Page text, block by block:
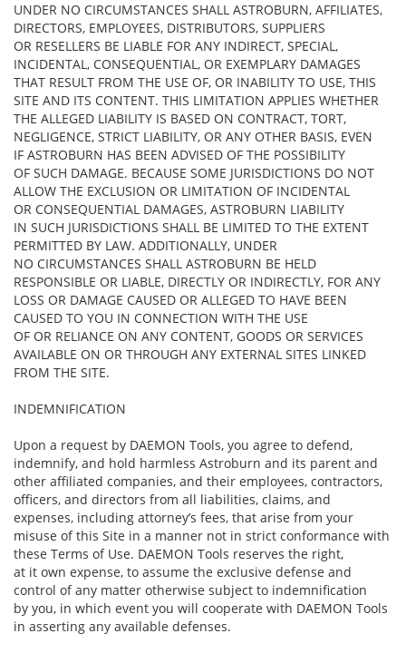
UNDER NO CIRCUMSTANCES SHALL ASTROBURN, AFFILIATES,
DIRECTORS, EMPLOYEES, DISTRIBUTORS, SUPPLIERS
OR RESELLERS BE LIABLE FOR ANY INDIRECT, SPECIAL,
INCIDENTAL, CONSEQUENTIAL, OR EXEMPLARY DAMAGES
THAT RESULT FROM THE USE OF, OR INABILITY TO USE, THIS
SITE AND ITS CONTENT. THIS LIMITATION APPLIES WHETHER
THE ALLEGED LIABILITY IS BASED ON CONTRACT, TORT,
NEGLIGENCE, STRICT LIABILITY, OR ANY OTHER BASIS, EVEN
IF ASTROBURN HAS BEEN ADVISED OF THE POSSIBILITY
OF SUCH DAMAGE. BECAUSE SOME JURISDICTIONS DO NOT
ALLOW THE EXCLUSION OR LIMITATION OF INCIDENTAL
OR CONSEQUENTIAL DAMAGES, ASTROBURN LIABILITY
IN SUCH JURISDICTIONS SHALL BE LIMITED TO THE EXTENT
PERMITTED BY LAW. ADDITIONALLY, UNDER
NO CIRCUMSTANCES SHALL ASTROBURN BE HELD
RESPONSIBLE OR LIABLE, DIRECTLY OR INDIRECTLY, FOR ANY
LOSS OR DAMAGE CAUSED OR ALLEGED TO HAVE BEEN
CAUSED TO YOU IN CONNECTION WITH THE USE
OF OR RELIANCE ON ANY CONTENT, GOODS OR SERVICES
AVAILABLE ON OR THROUGH ANY EXTERNAL SITES LINKED
FROM THE SITE.
INDEMNIFICATION
Upon a request by DAEMON Tools, you agree to defend,
indemnify, and hold harmless Astroburn and its parent and
other affiliated companies, and their employees, contractors,
officers, and directors from all liabilities, claims, and
expenses, including attorney’s fees, that arise from your
misuse of this Site in a manner not in strict conformance with
these Terms of Use. DAEMON Tools reserves the right,
at it own expense, to assume the exclusive defense and
control of any matter otherwise subject to indemnification
by you, in which event you will cooperate with DAEMON Tools
in asserting any available defenses.